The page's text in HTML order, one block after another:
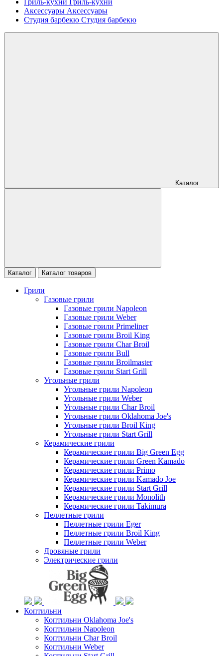
Аксессуары Аксессуары
Студия барбекю Студия барбекю
Каталог
Каталог Каталог товаров
Грили
Газовые грили
Газовые грили Napoleon
Газовые грили Weber
Газовые грили Primeliner
Газовые грили Broil King
Газовые грили Char Broil
Газовые грили Bull
Газовые грили Broilmaster
Газовые грили Start Grill
Угольные грили
Угольные грили Napoleon
Угольные грили Weber
Угольные грили Char Broil
Угольные грили Oklahoma Joe's
Угольные грили Broil King
Угольные грили Start Grill
Керамические грили
Керамические грили Big Green Egg
Керамические грили Green Kamado
Керамические грили Primo
Керамические грили Kamado Joe
Керамические грили Start Grill
Керамические грили Monolith
Керамические грили Takimura
Пеллетные грили
Пеллетные грили Eger
Пеллетные грили Broil King
Пеллетные грили Weber
Дровяные грили
Электрические грили
Коптильни
Коптильни Oklahoma Joe's
Коптильни Napoleon
Коптильни Char Broil
Коптильни Weber